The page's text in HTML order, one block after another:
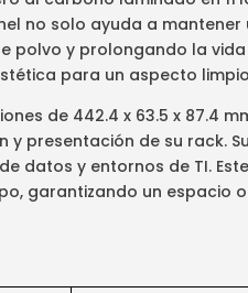
no solo ayuda a
polvo y prolongando la
para un aspecto
de 442.4 x 63.5 x 87.4
y presentación de su rack.
datos y entornos de TI.
garantizando un espacio